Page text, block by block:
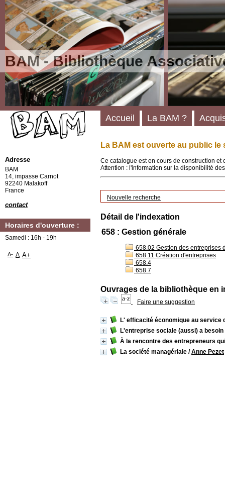
BAM - Bibliothèque
La BAM est ouverte au public le
Ce catalogue est en cours de construction
Attention : l'information sur la disponibilité
Nouvelle recherche
Détail de l'indexation
658 : Gestion générale
658.02 Gestion des entreprises
658.11 Création d'entreprises
658.4
658.7
Ouvrages de la bibliothèque en
Faire une suggestion
L' efficacité économique au service
L'entreprise sociale (aussi) a
À la rencontre des entrepreneurs
La société managériale /Anne Pezet
Accueil La BAM ?
Adresse
BAM
14, impasse Carnot
92240 Malakoff
France
contact
Horaires d'ouverture :
Samedi : 16h - 19h
A- A A+